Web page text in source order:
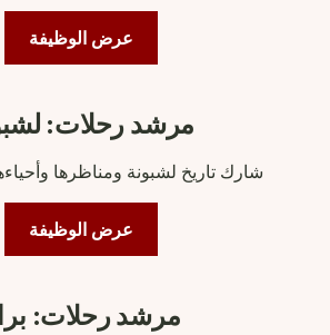
عرض الوظيفة
مرشد رحلات:
شارك تاريخ لشبونة ومناظرها
عرض الوظيفة
مرشد رحلات: